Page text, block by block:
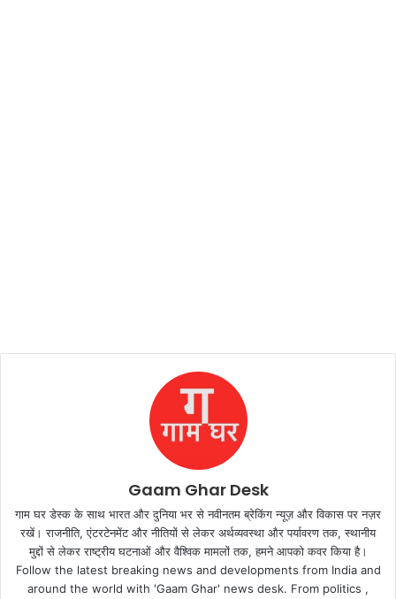
Gaam Ghar Desk
गाम घर डेस्क के साथ भारत और दुनिया भर से नवीनतम ब्रेकिंग न्यूज़ और विकास पर नज़र
रखें। राजनीति, एंटरटेनमेंट और नीतियों से लेकर अर्थव्यवस्था और पर्यावरण तक, स्थानीय
मुद्दों से लेकर राष्ट्रीय घटनाओं और वैश्विक मामलों तक, हमने आपको कवर किया है।
Follow the latest breaking news and developments from India and
around the world with 'Gaam Ghar' news desk. From politics ,